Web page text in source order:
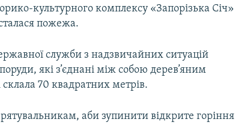
культурного комплексу «Запорізька Січ»
пожежа.
служби з надзвичайних ситуацій
які з’єднані між собою дерев’яним
70 квадратних метрів.
аби зупинити відкрите горіння